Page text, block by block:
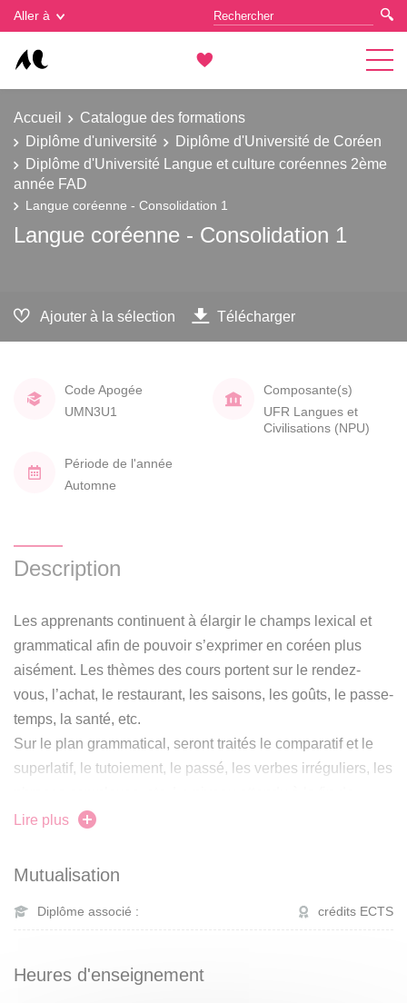
Aller à
Accueil
Catalogue des formations
Diplôme d'université
Diplôme d'Université de Coréen
Diplôme d'Université Langue et culture coréennes 2ème
année FAD
Langue coréenne - Consolidation 1
Langue coréenne - Consolidation 1
Ajouter à la sélection Télécharger
Code Apogée
UMN3U1
Composante(s)
UFR Langues et
Civilisations (NPU)
Période de l'année
Automne
Description
Les apprenants continuent à élargir le champs lexical et
grammatical afin de pouvoir s’exprimer en coréen plus
aisément. Les thèmes des cours portent sur le rendez-
vous, l’achat, le restaurant, les saisons, les goûts, le passe-
temps, la santé, etc.
Sur le plan grammatical, seront traités le comparatif et le
superlatif, le tutoiement, le passé, les verbes irréguliers, les
l’année DU 2 est A2, c’est-à-dire, un niveau qui se situe
Lire plus
Mutualisation
Diplôme associé : crédits ECTS
Heures d'enseignement
Gestion des cookies